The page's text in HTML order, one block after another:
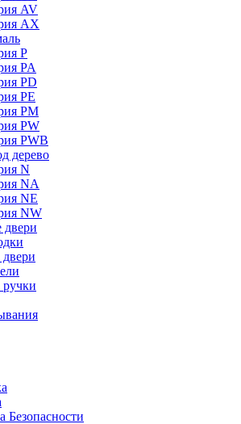
AV
AX
P
PA
PD
PE
PM
PW
PWB
дерево
N
NA
NE
NW
Безопасности